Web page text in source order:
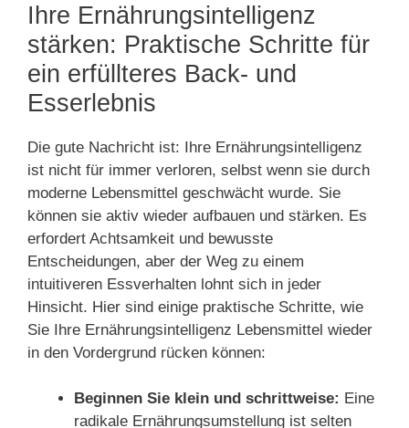
Ihre Ernährungsintelligenz
stärken: Praktische Schritte für
ein erfüllteres Back- und
Esserlebnis
Die gute Nachricht ist: Ihre Ernährungsintelligenz
ist nicht für immer verloren, selbst wenn sie durch
moderne Lebensmittel geschwächt wurde. Sie
können sie aktiv wieder aufbauen und stärken. Es
erfordert Achtsamkeit und bewusste
Entscheidungen, aber der Weg zu einem
intuitiveren Essverhalten lohnt sich in jeder
Hinsicht. Hier sind einige praktische Schritte, wie
Sie Ihre Ernährungsintelligenz Lebensmittel wieder
in den Vordergrund rücken können:
Beginnen Sie klein und schrittweise: Eine
radikale Ernährungsumstellung ist selten